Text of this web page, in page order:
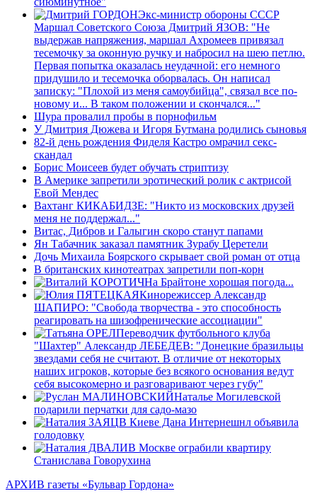
Экс-министр обороны СССР
Маршал Советского Союза Дмитрий ЯЗОВ: "Не
выдержав напряжения, маршал Ахромеев привязал
тесемочку за оконную ручку и набросил на шею петлю.
Первая попытка оказалась неудачной: его немного
придушило и тесемочка оборвалась. Он написал
записку: "Плохой из меня самоубийца", связал все по-
новому и... В таком положении и скончался..."
Шура провалил пробы в порнофильм
У Дмитрия Дюжева и Игоря Бутмана родились сыновья
82-й день рождения Фиделя Кастро омрачил секс-
скандал
Борис Моисеев будет обучать стриптизу
В Америке запретили эротический ролик с актрисой
Евой Мендес
Вахтанг КИКАБИДЗЕ: "Никто из московских друзей
меня не поддержал..."
Витас, Дибров и Галыгин скоро станут папами
Ян Табачник заказал памятник Зурабу Церетели
Дочь Михаила Боярского скрывает свой роман от отца
В британских кинотеатрах запретили поп-корн
На Брайтоне хорошая погода...
Кинорежиссер Александр
ШАПИРО: "Свобода творчества - это способность
реагировать на шизофренические ассоциации"
Переводчик футбольного клуба
"Шахтер" Александр ЛЕБЕДЕВ: "Донецкие бразильцы
звездами себя не считают. В отличие от некоторых
наших игроков, которые без всякого основания ведут
себя высокомерно и разговаривают через губу"
Наталье Могилевской
подарили перчатки для садо-мазо
В Киеве Дана Интернешнл объявила
голодовку
В Москве ограбили квартиру
Станислава Говорухина
АРХИВ газеты «Бульвар Гордона»